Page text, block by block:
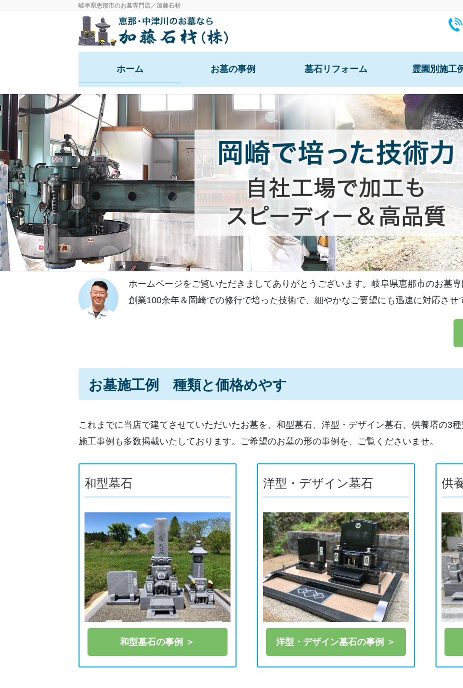
動
に
移
動
岐阜県恵那市のお墓専門店／加藤石材
ホーム お墓の事例 墓石リフォーム
文字の追加彫刻
ご納骨のお手伝い
花立の穴あけ・交換
土葬の仏様の堀上げ
納骨室の新設・拡張
墓誌の追加設置
雑草対策の工事
樹木の撤去
お墓の管理・清掃
お墓の移設
神社仏閣・その他
霊園別施工
恵那市営丸山共同墓
恵那市営両家墓地
恵那市営徳間墓地
恵那市営第1・第2阿弥
恵那市営新井墓地
恵那市営長楽寺墓地
恵那市営正住寺墓地
恵那市営法明墓地
Previous
ホームページをご覧いただきましてありがとうございます。岐阜県恵那市のお墓専
創業100余年＆岡崎での修行で培った技術で、細やかなご要望にも迅速に対応させ
お墓施工例 種類と価格めやす
これまでに当店で建てさせていただいたお墓を、和型墓石、洋型・デザイン墓石、供養塔の3種
施工事例も多数掲載いたしております。ご希望のお墓の形の事例を、ご覧くださいませ。
和型墓石
和型墓石の事例 ＞
洋型・デザイン墓石
洋型・デザイン墓石の事例 ＞
供